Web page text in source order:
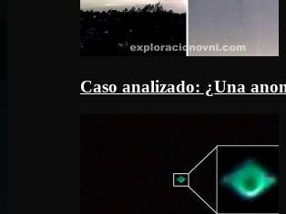
Caso analizado: ¿Una